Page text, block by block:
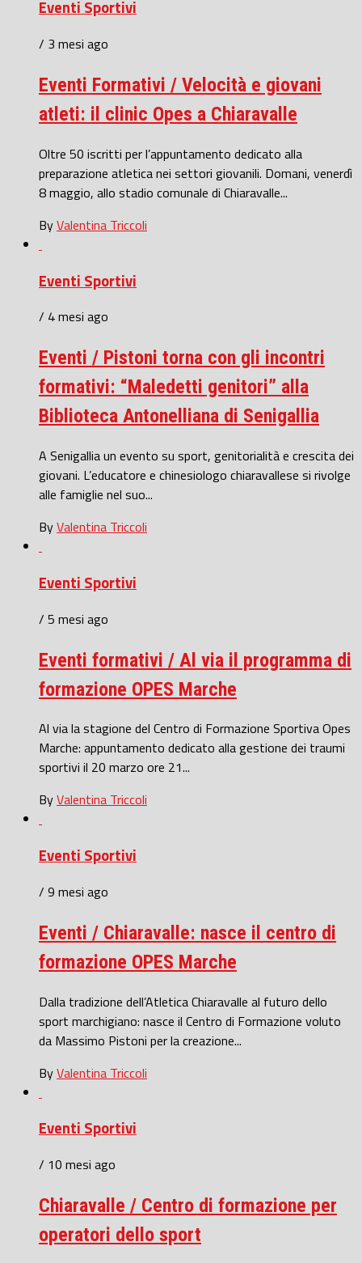
Eventi Sportivi
/ 3 mesi ago
Eventi Formativi / Velocità e giovani
atleti: il clinic Opes a Chiaravalle
Oltre 50 iscritti per l’appuntamento dedicato alla
preparazione atletica nei settori giovanili. Domani, venerdì
8 maggio, allo stadio comunale di Chiaravalle...
ByValentina Triccoli
Eventi Sportivi
/ 4 mesi ago
Eventi / Pistoni torna con gli incontri
formativi: “Maledetti genitori” alla
Biblioteca Antonelliana di Senigallia
A Senigallia un evento su sport, genitorialità e crescita dei
giovani. L’educatore e chinesiologo chiaravallese si rivolge
alle famiglie nel suo...
ByValentina Triccoli
Eventi Sportivi
/ 5 mesi ago
Eventi formativi / Al via il programma di
formazione OPES Marche
Al via la stagione del Centro di Formazione Sportiva Opes
Marche: appuntamento dedicato alla gestione dei traumi
sportivi il 20 marzo ore 21...
ByValentina Triccoli
Eventi Sportivi
/ 9 mesi ago
Eventi / Chiaravalle: nasce il centro di
formazione OPES Marche
Dalla tradizione dell’Atletica Chiaravalle al futuro dello
sport marchigiano: nasce il Centro di Formazione voluto
da Massimo Pistoni per la creazione...
ByValentina Triccoli
Eventi Sportivi
/ 10 mesi ago
Chiaravalle / Centro di formazione per
operatori dello sport